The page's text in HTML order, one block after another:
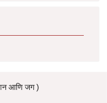
आणि जग )